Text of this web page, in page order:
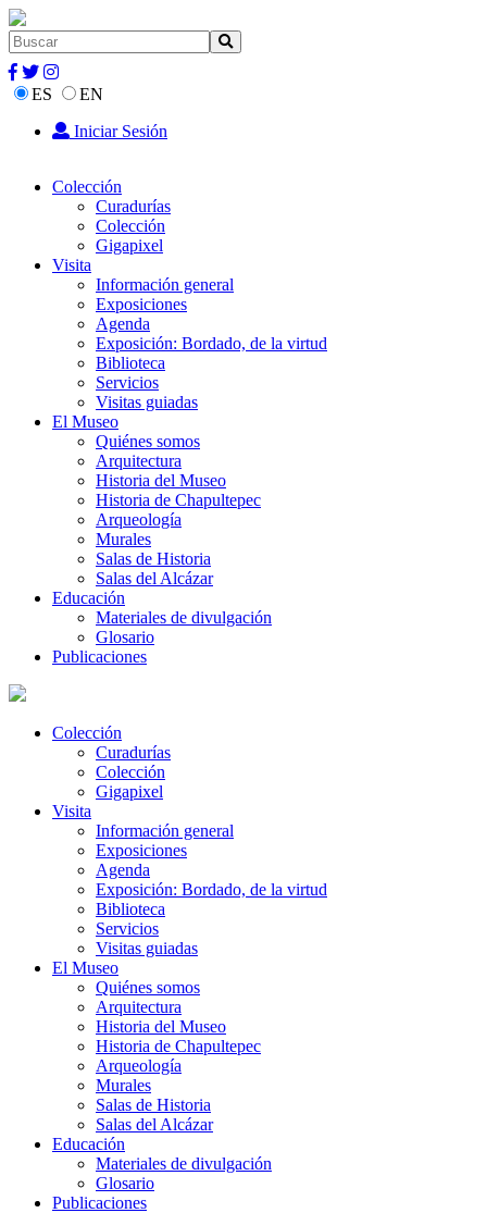
ES
EN
Iniciar Sesión
Colección
Curadurías
Colección
Gigapixel
Visita
Información general
Exposiciones
Agenda
Exposición: Bordado, de la virtud
Biblioteca
Servicios
Visitas guiadas
El Museo
Quiénes somos
Arquitectura
Historia del Museo
Historia de Chapultepec
Arqueología
Murales
Salas de Historia
Salas del Alcázar
Educación
Materiales de divulgación
Glosario
Publicaciones
Colección
Curadurías
Colección
Gigapixel
Visita
Información general
Exposiciones
Agenda
Exposición: Bordado, de la virtud
Biblioteca
Servicios
Visitas guiadas
El Museo
Quiénes somos
Arquitectura
Historia del Museo
Historia de Chapultepec
Arqueología
Murales
Salas de Historia
Salas del Alcázar
Educación
Materiales de divulgación
Glosario
Publicaciones